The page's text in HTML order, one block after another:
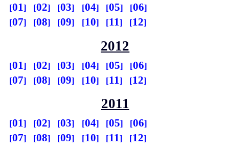
01 02 03 04 05
06
07
08 09 10 11 12
2012
01 02 03 04 05
06
07
08 09 10 11 12
2011
01 02 03 04 05
06
07
08 09 10 11 12